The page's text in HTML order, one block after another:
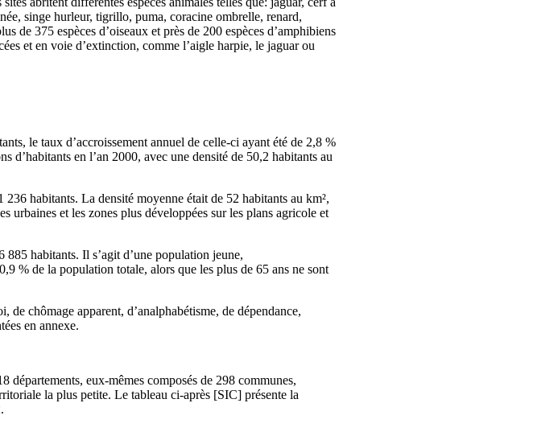
singe hurleur, tigrillo, puma, coracine ombrelle, renard,
de 375 espèces d’oiseaux et près de 200 espèces d’amphibiens
et en voie d’extinction, comme l’aigle harpie, le jaguar ou
le taux d’accroissement annuel de celle‑ci ayant été de 2,8 %
d’habitants en l’an 2000, avec une densité de 50,2 habitants au
habitants. La densité moyenne était de 52 habitants au km²,
urbaines et les zones plus développées sur les plans agricole et
habitants. Il s’agit d’une population jeune,
% de la population totale, alors que les plus de 65 ans ne sont
chômage apparent, d’analphabétisme, de dépendance,
en annexe.
eux‑mêmes composés de 298 communes,
la plus petite. Le tableau ci‑après [SIC] présente la